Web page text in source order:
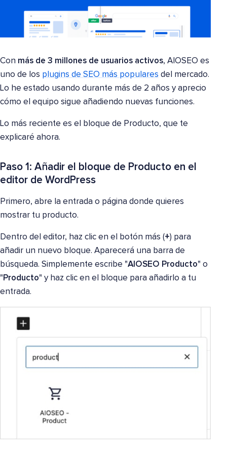
Con más de 3 millones de usuarios activos, AIOSEO es
uno de los plugins de SEO más populares del mercado.
Lo he estado usando durante más de 2 años y aprecio
cómo el equipo sigue añadiendo nuevas funciones.
Lo más reciente es el bloque de Producto, que te
explicaré ahora.
Paso 1: Añadir el bloque de Producto en el
editor de WordPress
Primero, abre la entrada o página donde quieres
mostrar tu producto.
Dentro del editor, haz clic en el botón más (+) para
añadir un nuevo bloque. Aparecerá una barra de
búsqueda. Simplemente escribe "AIOSEO Producto" o
"Producto" y haz clic en el bloque para añadirlo a tu
entrada.